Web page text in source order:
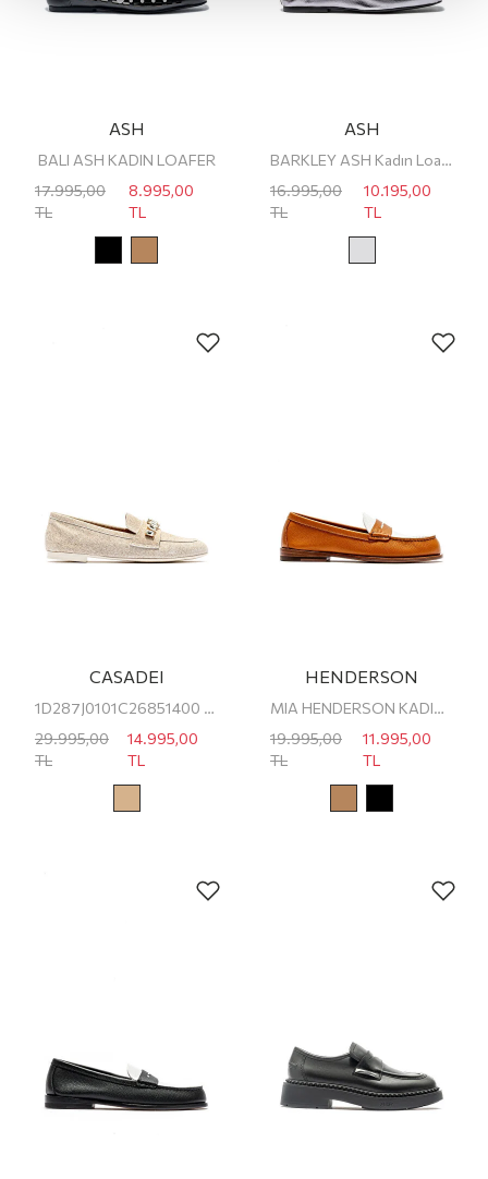
ASH
BALI ASH KADIN LOAFER
17.995,00
TL
8.995,00
TL
ASH
BARKLEY ASH Kadın Loafer
16.995,00
TL
10.195,00
TL
CASADEI
1D287J0101C26851400 CASADEI KADIN LOAFER
29.995,00
TL
14.995,00
TL
HENDERSON
MIA HENDERSON KADIN LOAFER
19.995,00
TL
11.995,00
TL